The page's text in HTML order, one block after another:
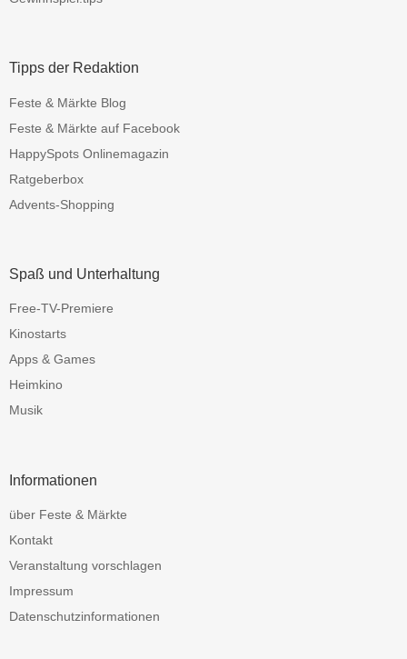
Tipps der Redaktion
Feste & Märkte Blog
Feste & Märkte auf Facebook
HappySpots Onlinemagazin
Ratgeberbox
Advents-Shopping
Spaß und Unterhaltung
Free-TV-Premiere
Kinostarts
Apps & Games
Heimkino
Musik
Informationen
über Feste & Märkte
Kontakt
Veranstaltung vorschlagen
Impressum
Datenschutzinformationen